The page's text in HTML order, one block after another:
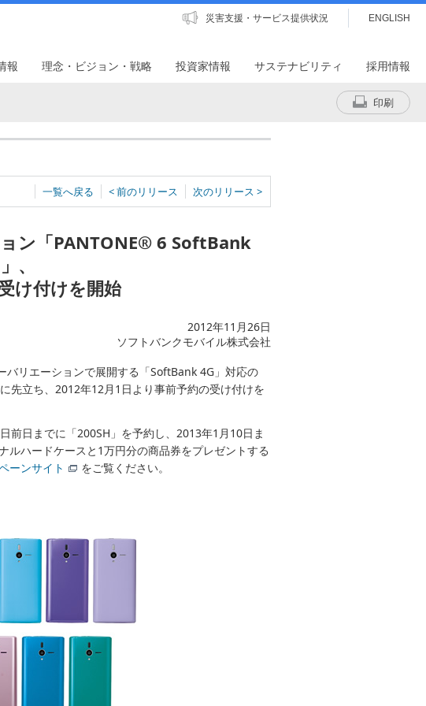
災害支援・サービス提供状況 ENGLISH
報 理念・ビジョン・戦略 投資家情報 サステナビリティ 採用情報
印刷
一覧へ戻る < 前のリリース 次のリリース >
ン「PANTONE® 6 SoftBank
、
け付けを開始
2012年11月26日
ソフトバンクモバイル株式会社
バリエーションで展開する「SoftBank 4G」対応の
先立ち、2012年12月1日より事前予約の受け付けを
前日までに「200SH」を予約し、2013年1月10日ま
ルハードケースと1万円分の商品券をプレゼントする
ーンサイト をご覧ください。